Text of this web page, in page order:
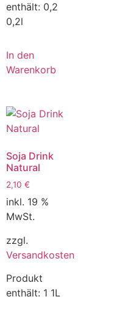
enthält: 0,2
0,2l
In den
Warenkorb
Soja Drink
Natural
2,10 €
inkl. 19 %
MwSt.
zzgl.
Versandkosten
Produkt
enthält: 1 1L